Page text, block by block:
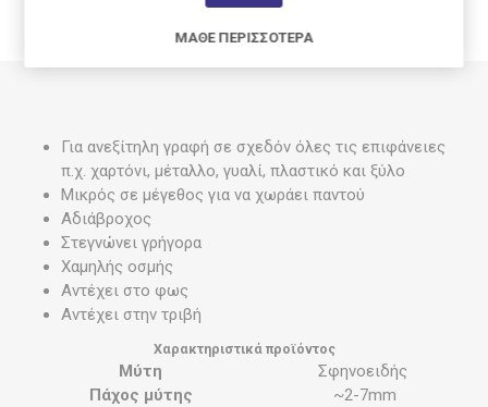
ΧΑΡΑΚΤΗΡΙΣΤΙΚΆ
Για ανεξίτηλη γραφή σε σχεδόν όλες τις επιφάνειες
π.χ. χαρτόνι, μέταλλο, γυαλί, πλαστικό και ξύλο
Μικρός σε μέγεθος για να χωράει παντού
Αδιάβροχος
Στεγνώνει γρήγορα
Χαμηλής οσμής
Αντέχει στο φως
Αντέχει στην τριβή
Χαρακτηριστικά προϊόντος
Μύτη
Σφηνοειδής
Πάχος μύτης
~2-7mm
ΜΆΘΕ ΠΕΡΙΣΣΌΤΕΡΑ